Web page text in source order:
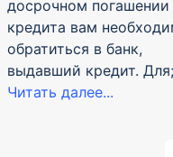
досрочном погашении
кредита вам
обратиться в банк,
выдавший кредит. Для;
Читать далее...